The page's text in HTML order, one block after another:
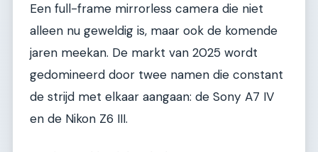
Een full-frame mirrorless camera die niet
alleen nu geweldig is, maar ook de komende
jaren meekan. De markt van 2025 wordt
gedomineerd door twee namen die constant
de strijd met elkaar aangaan: de Sony A7 IV
en de Nikon Z6 III.